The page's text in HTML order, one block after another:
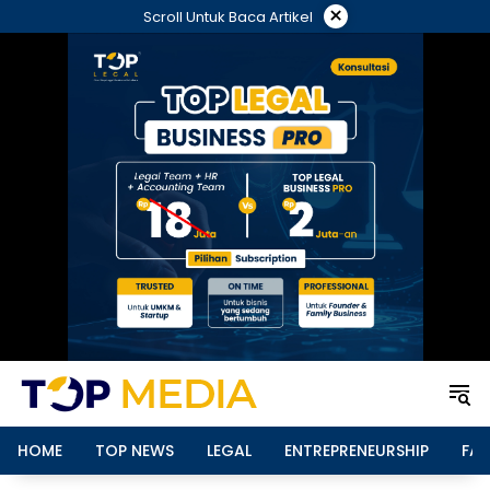
ke
Scroll Untuk Baca Artikel ×
HOME TOP NEWS LEGAL ENTREPRENEURSHIP